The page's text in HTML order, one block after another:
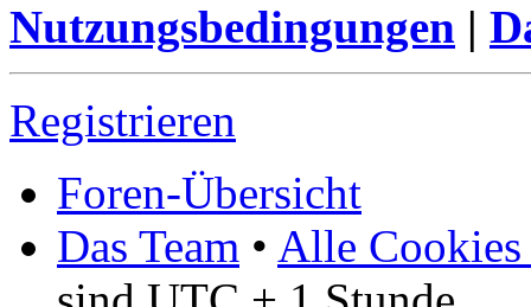
Nutzungsbedingungen |
Registrieren
Foren-Übersicht
Das Team • Alle Cookies